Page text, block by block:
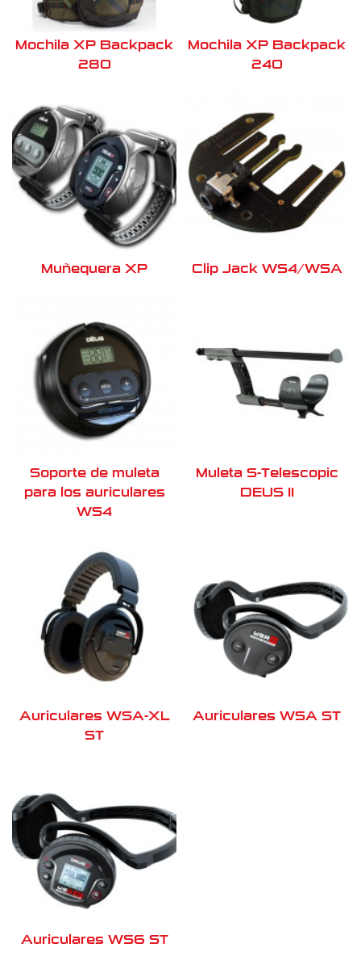
Mochila XP Backpack
280
Mochila XP Backpack
240
Muñequera XP Clip Jack WS4/WSA
Soporte de muleta
para los auriculares
WS4
Muleta S-Telescopic
DEUS II
Auriculares WSA-XL
ST
Auriculares WSA ST
Auriculares WS6 ST